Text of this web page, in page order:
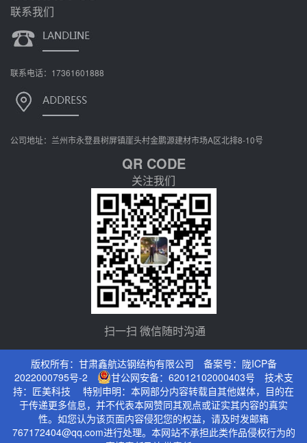
联系我们
联系电话：17361601888
公司地址：兰州市永登县树屏镇崖头村金鹏源建材市场A区北排8-10号
QR CODE
关注我们
扫一扫 微信随时沟通
版权所有：甘肃鑫航达钢结构有限公司 备案号： 陇ICP备
2022000795号-2
甘公网安备：62012102000403号 技术支
持： 匠美科技 特别申明：本网部分内容转载自其他媒体，目的在
于传递更多信息，并不代表本网赞同其观点或证实其内容的真实
性。如您认为该页面内容侵犯您的权益，请及时发邮箱
767172404@qq.com进行处理。本网站不承担此类作品侵权行为的